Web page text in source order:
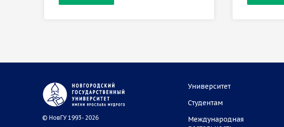
© НовГУ 1993- 2026
Университет
Студентам
Международная